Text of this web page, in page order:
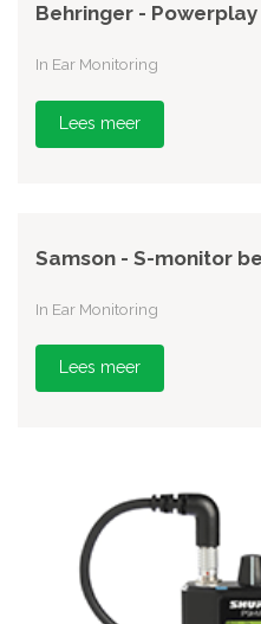
Behringer -
In Ear Monitoring
Lees meer
Samson - S-monitor
In Ear Monitoring
Lees meer